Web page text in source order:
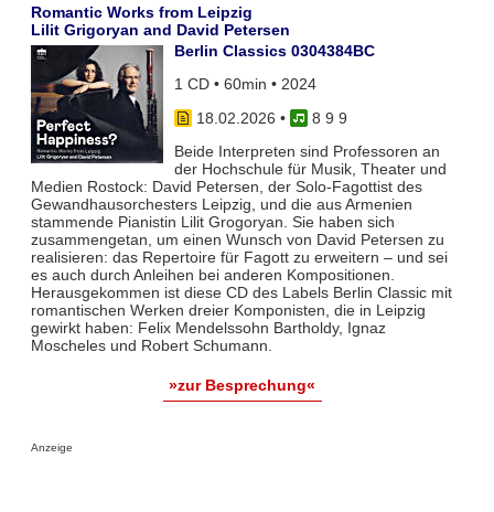
Romantic Works from Leipzig
Lilit Grigoryan and David Petersen
Berlin Classics 0304384BC
1 CD • 60min • 2024
18.02.2026 •
8 9 9
Beide Interpreten sind Professoren an
der Hochschule für Musik, Theater und
Medien Rostock: David Petersen, der Solo-Fagottist des
Gewandhausorchesters Leipzig, und die aus Armenien
stammende Pianistin Lilit Grogoryan. Sie haben sich
zusammengetan, um einen Wunsch von David Petersen zu
realisieren: das Repertoire für Fagott zu erweitern – und sei
es auch durch Anleihen bei anderen Kompositionen.
Herausgekommen ist diese CD des Labels Berlin Classic mit
romantischen Werken dreier Komponisten, die in Leipzig
gewirkt haben: Felix Mendelssohn Bartholdy, Ignaz
Moscheles und Robert Schumann.
»zur Besprechung«
Anzeige